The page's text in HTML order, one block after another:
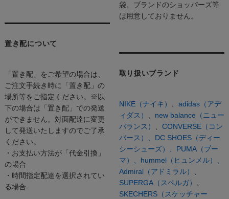
置き配について
「置き配」をご希望の場合は、
ご注文手続き時に「置き配」の
場所等をご指定ください。※以
下の場合は「置き配」での発送
ができません。対面配達に変更
して発送いたしますのでご了承
ください。
・お支払い方法が「代金引換」
の場合
・時間指定配達を選択されてい
る場合
袋、ブランドのショッパーズ等
は用意しておりません。
取り扱いブランド
NIKE（ナイキ）
adidas（アデ
ィダス）
new balance（ニュー
バランス）
CONVERSE（コン
バース）、 DC SHOES（ディー
シーシューズ）、 PUMA（プー
マ）、 hummel（ヒュンメル）、
Admiral（アドミラル）
SUPERGA（スペルガ）
SKECHERS（スケッチャー